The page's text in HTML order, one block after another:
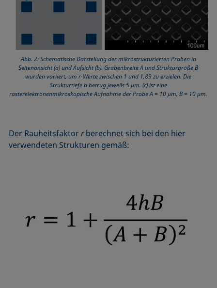
Abb. 2: Schematische Darstellung der mikrostrukturierten Proben in
Seitenansicht (a) und Aufsicht (b). Grabenbreite A und Strukturgröße B
wurden variiert, um r-Werte zwischen 1 und 1,89 zu erzielen. Die
Strukturtiefe h betrug jeweils 5 µm. (c) ist eine
rasterelektronenmikroskopische Aufnahme der Probe A = 10 µm, B = 10 µm.
Der Rauheitsfaktorrberechnet sich bei den hier
verwendeten Strukturen gemäß: